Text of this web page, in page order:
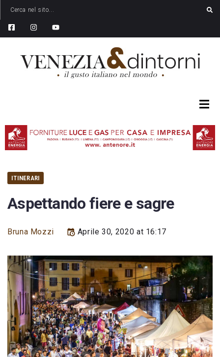
ITINERARI
Aspettando fiere e sagre
Bruna Mozzi Aprile 30, 2020 at 16:17